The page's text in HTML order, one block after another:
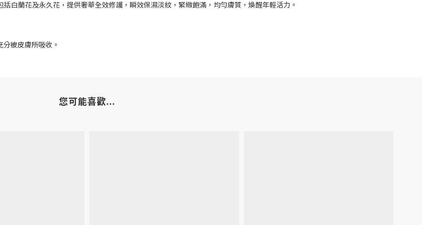
白蘭花及永久花，提供奢華全效修護，瞬效保濕淡紋，緊緻飽滿，均勻膚質，煥醒年輕活力。
被皮膚所吸收。
您可能喜歡...